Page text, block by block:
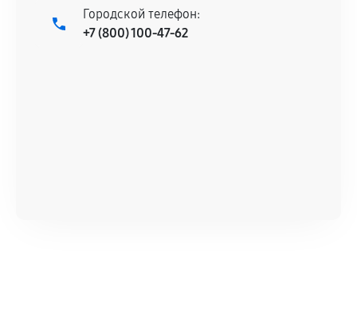
Городской телефон:
+7 (800) 100-47-62